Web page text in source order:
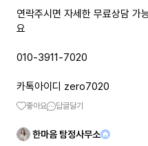
연락주시면 자세한 무료상담 가
요
010-3911-7020
카톡아이디 zero7020
좋아요 답글달기
한마음 탐정사무소